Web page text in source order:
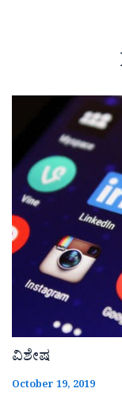
ವಿಶೇಷ
October 19, 2019